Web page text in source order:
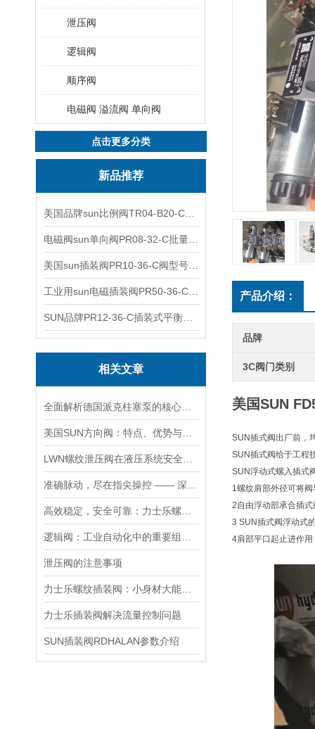
泄压阀
逻辑阀
顺序阀
电磁阀 溢流阀 单向阀
点击更多分类
新品推荐
相关文章
泄压阀的注意事项
力士乐插装阀解决流量控制问题
SUN插装阀RDHALAN参数介绍
产品介绍：
品牌
3C阀门类别
美国SUN
SUN插式阀出厂前，
SUN插式阀给于工程
SUN浮动式螺入插
1螺纹肩部外径可将
2自由浮动部承合插
3 SUN插式阀浮动式
4肩部平口起止进作